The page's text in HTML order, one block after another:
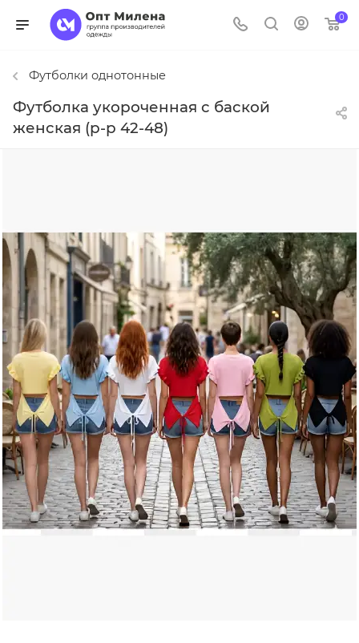
0
Футболки однотонные
Футболка укороченная с баской
женская (р-р 42-48)